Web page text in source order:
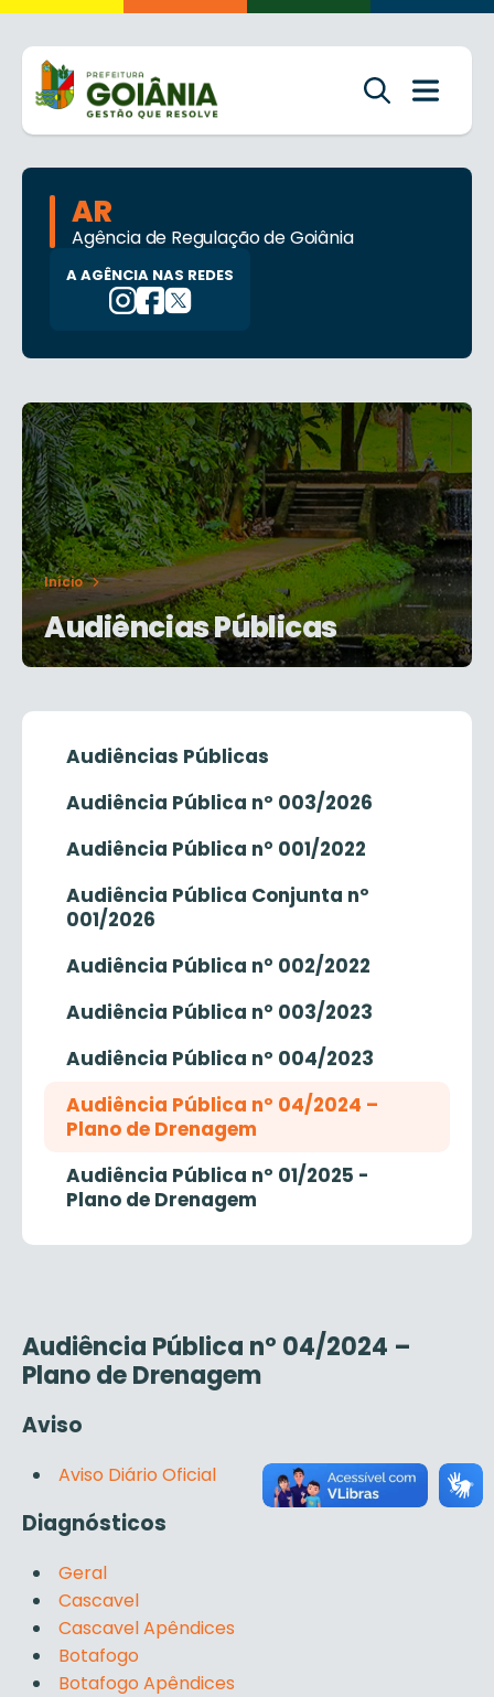
AR
Agência de Regulação de Goiânia
A AGÊNCIA NAS REDES
Início
Audiências Públicas
Audiências Públicas
Audiência Pública nº 003/2026
Audiência Pública n° 001/2022
Audiência Pública Conjunta nº
001/2026
Audiência Pública n° 002/2022
Audiência Pública n° 003/2023
Audiência Pública nº 004/2023
Audiência Pública nº 04/2024 –
Plano de Drenagem
Audiência Pública nº 01/2025 -
Plano de Drenagem
Audiência Pública nº 04/2024 –
Plano de Drenagem
Aviso
Aviso Diário Oficial
Diagnósticos
Geral
Cascavel
Cascavel Apêndices
Botafogo
Botafogo Apêndices